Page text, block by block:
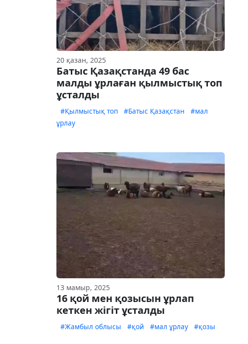
20 қазан, 2025
Батыс Қазақстанда 49 бас
малды ұрлаған қылмыстық топ
ұсталды
#Қылмыстық топ #Батыс Қазақстан
#мал
ұрлау
13 мамыр, 2025
16 қой мен қозысын ұрлап
кеткен жігіт ұсталды
#Жамбыл облысы #қой #мал ұрлау #қозы